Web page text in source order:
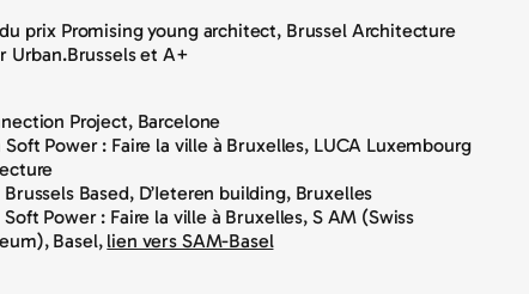
prix Promising young architect, Brussel Architecture
Urban.Brussels et A+
Project, Barcelone
Power : Faire la ville à Bruxelles, LUCA Luxembourg
Based, D’Ieteren building, Bruxelles
Power : Faire la ville à Bruxelles, S AM (Swiss
Basel, lien vers SAM-Basel